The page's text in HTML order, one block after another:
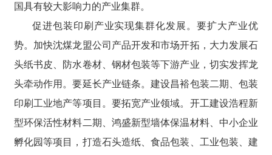
国具有较大影响力的产业集群。
促进包装印刷产业实现集群化发展。要扩大产业优
势。加快沈煤龙盟公司产品开发和市场开拓，大力发展石
头纸书皮、防水卷材、钢材包装等下游产业，切实发挥龙
头牵动作用。要延长产业链条。建设昌裕包装二期、包装
印刷工业地产等项目。要拓宽产业领域。开工建设浩程新
型环保活性材料二期、鸿盛新型墙体保温材料、中小企业
孵化园等项目，打造石头造纸、食品包装、工业包装、建